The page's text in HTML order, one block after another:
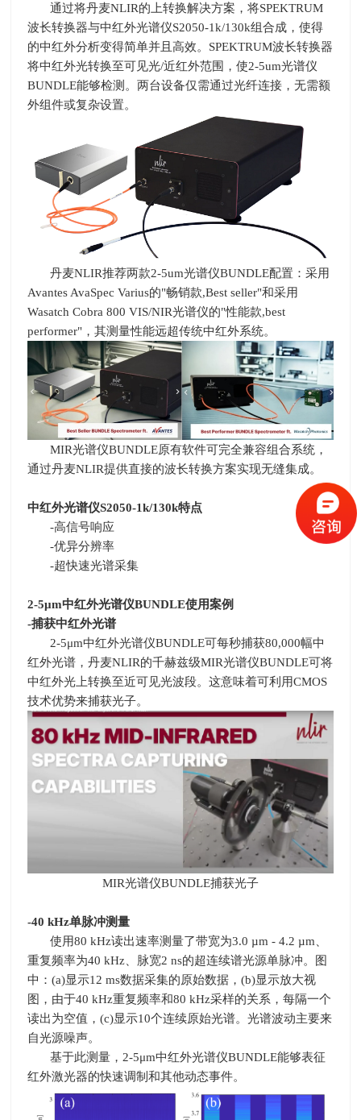
通过将丹麦NLIR的上转换解决方案，将SPEKTRUM
波长转换器与中红外光谱仪S2050-1k/130k组合成，使得
的中红外分析变得简单并且高效。 SPEKTRUM波长转换器
将中红外光转换至可见光/近红外范围，使2-5um光谱仪
BUNDLE能够检测。两台设备仅需通过光纤连接，无需额
外组件或复杂设置。
丹麦NLIR推荐两款2-5um光谱仪BUNDLE配置：采用
Avantes AvaSpec Varius的"畅销款,Best seller"和采用
Wasatch Cobra 800 VIS/NIR光谱仪的"性能款,best
performer" ，其测量性能远超传统中红外系统。
MIR光谱仪BUNDLE原有软件可完全兼容组合系统，
通过丹麦NLIR提供直接的波长转换方案实现无缝集成。
中红外光谱仪S2050-1k/130k特点
-高信号响应
-优异分辨率
-超快速光谱采集
2-5μm中红外光谱仪BUNDLE使用案例
-捕获中红外光谱
2-5μm中红外光谱仪BUNDLE可每秒捕获80,000幅中
红外光谱，丹麦NLIR的千赫兹级MIR光谱仪BUNDLE可将
中红外光上转换至近可见光波段。这意味着可利用CMOS
技术优势来捕获光子。
MIR光谱仪BUNDLE捕获光子
-40 kHz单脉冲测量
使用80 kHz读出速率测量了带宽为3.0 µm - 4.2 µm
重复频率为40 kHz 、脉宽2 ns的超连续谱光源单脉冲。图
中：(a)显示12 ms数据采集的原始数据，(b)显示放大视
图，由于40 kHz重复频率和80 kHz采样的关系，每隔一个
读出为空值，(c)显示10个连续原始光谱。光谱波动主要来
自光源噪声。
基于此测量， 2-5μm中红外光谱仪BUNDLE能够表征
红外激光器的快速调制和其他动态事件。